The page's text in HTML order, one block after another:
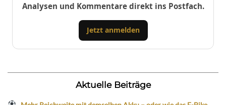
Analysen und Kommentare direkt ins Postfach.
Jetzt anmelden
Aktuelle Beiträge